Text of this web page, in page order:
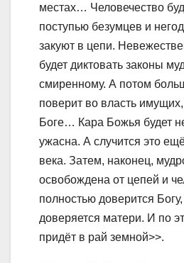
местах… Человечество
поступью безумцев и
закуют в цепи.
будет диктовать законы
смиренному. А потом
поверит во власть
Боге… Кара Божья будет
ужасна. А случится это
века. Затем, наконец,
освобождена от цепей и
полностью доверится Богу,
доверяется матери. И по
придёт в рай земной>>.